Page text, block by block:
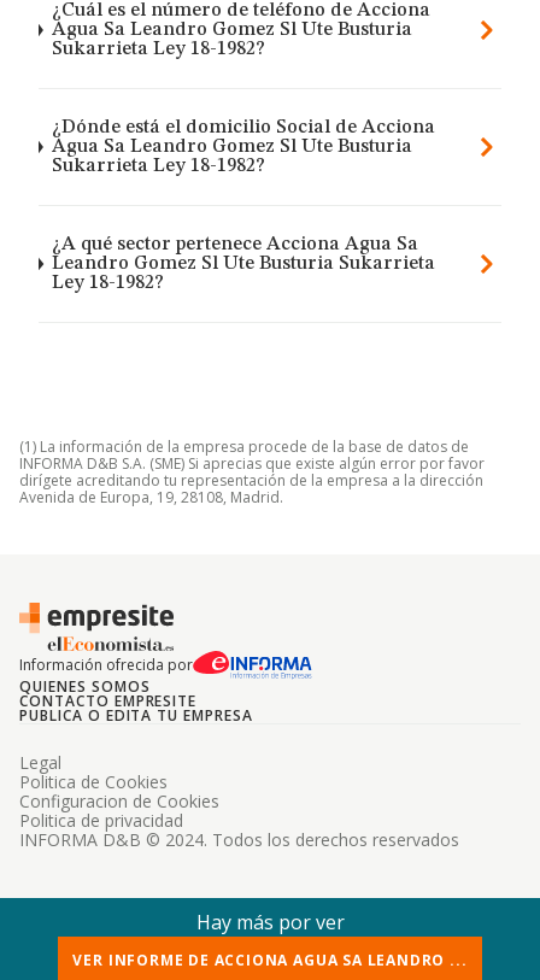
¿Cuál es el número de teléfono de Acciona
Agua Sa Leandro Gomez Sl Ute Busturia
Sukarrieta Ley 18-1982?
¿Dónde está el domicilio Social de Acciona
Agua Sa Leandro Gomez Sl Ute Busturia
Sukarrieta Ley 18-1982?
¿A qué sector pertenece Acciona Agua Sa
Leandro Gomez Sl Ute Busturia Sukarrieta
Ley 18-1982?
(1) La información de la empresa procede de la base de datos de
INFORMA D&B S.A. (SME) Si aprecias que existe algún error por favor
dirígete acreditando tu representación de la empresa a la dirección
Avenida de Europa, 19, 28108, Madrid.
Información ofrecida por
QUIENES SOMOS
CONTACTO EMPRESITE
PUBLICA O EDITA TU EMPRESA
INFORMA D&B © 2024. Todos los derechos reservados
Legal
Politica de Cookies
Configuracion de Cookies
Politica de privacidad
Hay más por ver
VER INFORME DE ACCIONA AGUA SA LEANDRO ...